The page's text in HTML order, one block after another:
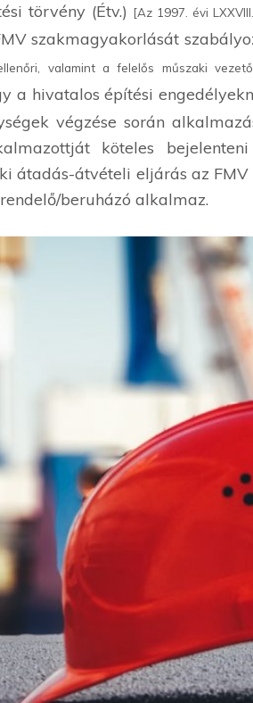
törvény (Étv.) [Az 1997. évi
szakmagyakorlását
valamint a felelős műszaki
a hivatalos építési
végzése során
köteles
átadás-átvételi eljárás az
beruházó alkalmaz.